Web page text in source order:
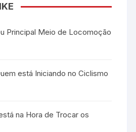
Principal Meio de Locomoção
está Iniciando no Ciclismo
na Hora de Trocar os